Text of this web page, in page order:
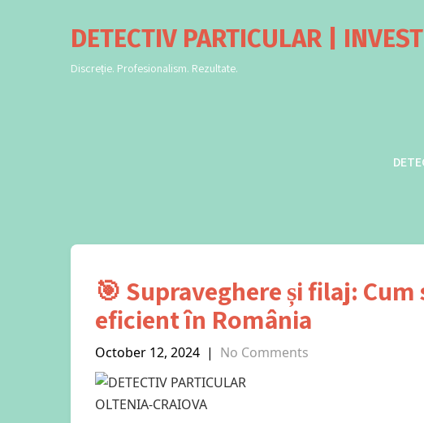
DETECTIV PARTICULAR |
Discreție. Profesionalism. Rezultate.
🎯 Supraveghere și filaj: Cum
eficient în România
October 12, 2024 | No Comments